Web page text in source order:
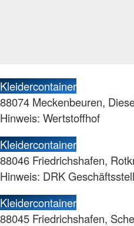
Kleidercontainer
88074 Meckenbeuren,
Hinweis: Wertstoffhof
Kleidercontainer
88046 Friedrichshafen,
Hinweis: DRK
Kleidercontainer
88045 Friedrichshafen,